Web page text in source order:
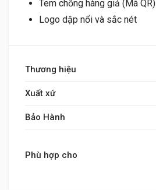
Tem chống hàng giả (Mã QR)
Logo dập nổi và sắc nét
Thương hiệu
Xuất xứ
Bảo Hành
Phù hợp cho